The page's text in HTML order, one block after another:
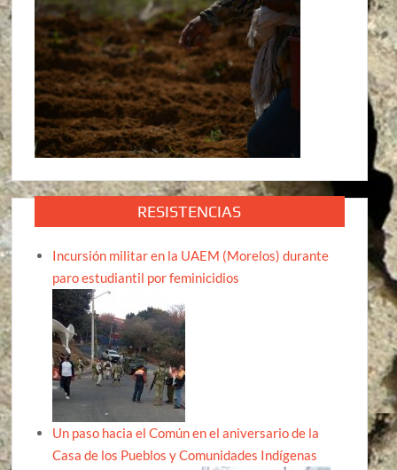
RESISTENCIAS
Incursión militar en la UAEM (Morelos) durante
paro estudiantil por feminicidios
Un paso hacia el Común en el aniversario de la
Casa de los Pueblos y Comunidades Indígenas